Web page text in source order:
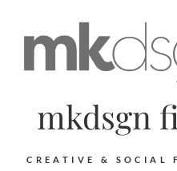
mkdsgn
CREATIVE & SOCIAL